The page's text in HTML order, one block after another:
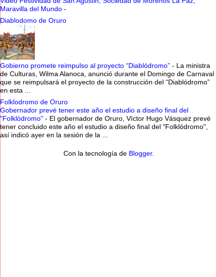
Maravilla del Mundo -
Diablodomo de Oruro
Gobierno promete reimpulso al proyecto “Diablódromo” - La ministra
de Culturas, Wilma Alanoca, anunció durante el Domingo de Carnaval
que se reimpulsará el proyecto de la construcción del “Diablódromo”
en esta ...
Folklodromo de Oruro
Gobernador prevé tener este año el estudio a diseño final del
"Folklódromo" - El gobernador de Oruro, Víctor Hugo Vásquez prevé
tener concluido este año el estudio a diseño final del "Folklódromo",
así indicó ayer en la sesión de la ...
Con la tecnología de Blogger.